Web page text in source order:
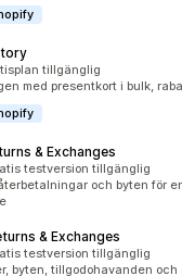
totalt tillgänglig
med presentkort i bulk,
& Exchanges
totalt
testversion tillgänglig
och byten för
& Exchanges
totalt
testversion tillgänglig
byten, tillgodohavanden